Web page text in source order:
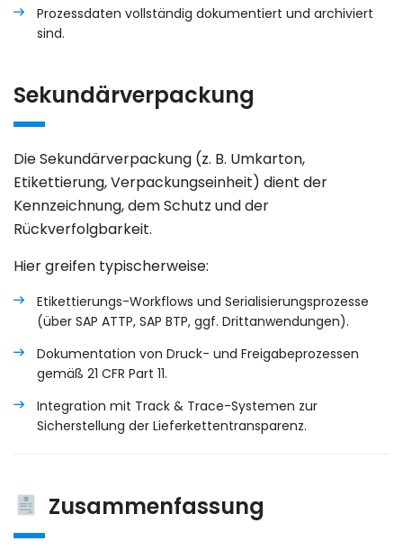
Prozessdaten vollständig dokumentiert und archiviert
sind.
Sekundärverpackung
DieSekundärverpackung (z. B. Umkarton,
Etikettierung, Verpackungseinheit) dient der
Kennzeichnung, dem Schutz und der
Rückverfolgbarkeit.
Hier greifen typischerweise:
Etikettierungs-Workflows und Serialisierungsprozesse
(über SAP ATTP, SAP BTP, ggf. Drittanwendungen).
Dokumentation von Druck- und Freigabeprozessen
gemäß 21 CFR Part 11.
Integration mit Track & Trace-Systemen zur
Sicherstellung der Lieferkettentransparenz.
Zusammenfassung